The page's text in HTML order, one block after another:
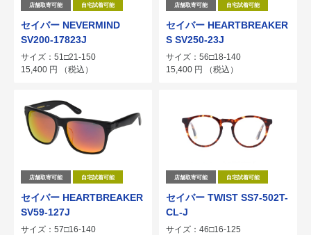
店舗取寄可能 自宅試着可能
セイバー NEVERMIND
SV200-17823J
サイズ：51□21-150
15,400 円 （税込）
店舗取寄可能 自宅試着可能
セイバー HEARTBREAKER
S SV250-23J
サイズ：56□18-140
15,400 円 （税込）
店舗取寄可能 自宅試着可能
セイバー HEARTBREAKER
SV59-127J
サイズ：57□16-140
店舗取寄可能 自宅試着可能
セイバー TWIST SS7-502T-
CL-J
サイズ：46□16-125